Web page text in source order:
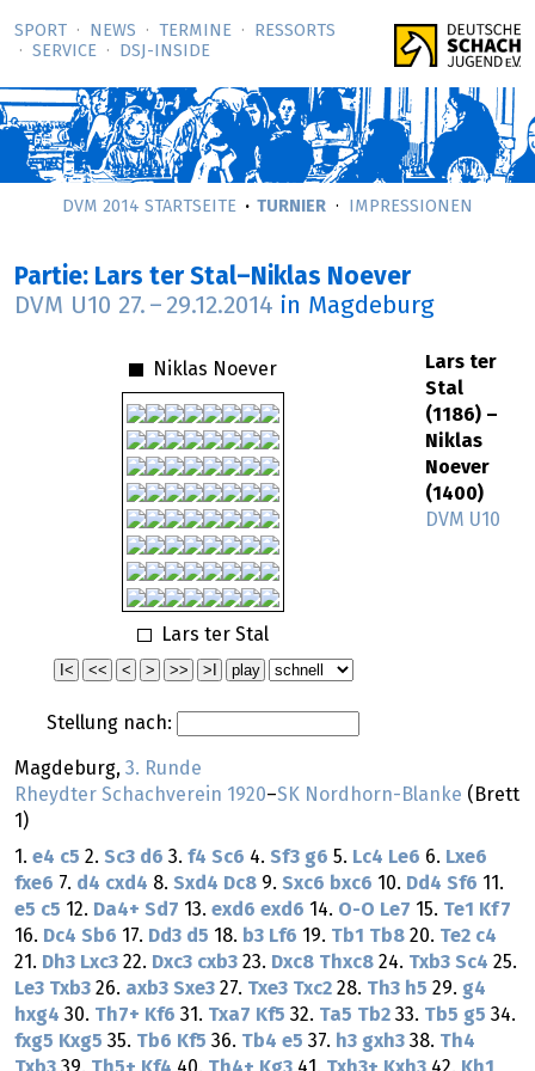
SPORT NEWS TERMINE
RESSORTS
SERVICE
DSJ-­INSIDE
DVM 2014 STARTSEITE TURNIER IMPRESSIONEN
Partie: Lars ter Stal–Niklas Noever
DVM U10 27. – 29.12.2014 in Magdeburg
Niklas Noever
Lars ter Stal
Stellung nach:
Lars ter
Stal
(1186) –
Niklas
Noever
(1400)
DVM U10
Magdeburg, 3. Runde
Rheydter Schachverein 1920–SK Nordhorn-Blanke (Brett
1)
1. e4 c5 2. Sc3 d6 3. f4 Sc6 4. Sf3 g6 5. Lc4 Le6 6. Lxe6
fxe6 7. d4 cxd4 8. Sxd4 Dc8 9. Sxc6 bxc6 10. Dd4 Sf6 11.
e5 c5 12. Da4+ Sd7 13. exd6 exd6 14. O-O Le7 15. Te1 Kf7
16. Dc4 Sb6 17. Dd3 d5 18. b3 Lf6 19. Tb1 Tb8 20. Te2 c4
21. Dh3 Lxc3 22. Dxc3 cxb3 23. Dxc8 Thxc8 24. Txb3 Sc4 25.
Le3 Txb3 26. axb3 Sxe3 27. Txe3 Txc2 28. Th3 h5 29. g4
hxg4 30. Th7+ Kf6 31. Txa7 Kf5 32. Ta5 Tb2 33. Tb5 g5 34.
fxg5 Kxg5 35. Tb6 Kf5 36. Tb4 e5 37. h3 gxh3 38. Th4
Txb3 39. Th5+ Kf4 40. Th4+ Kg3 41. Txh3+ Kxh3 42. Kh1